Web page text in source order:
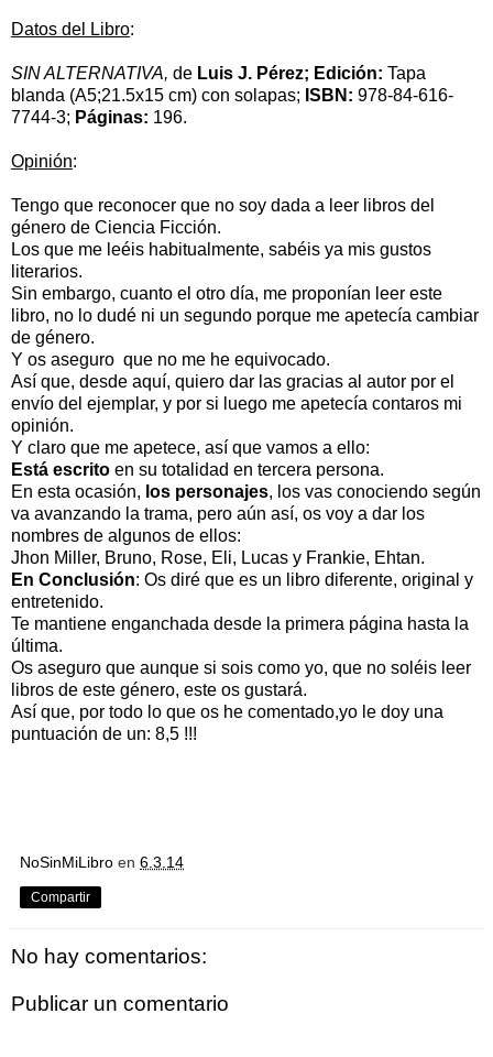
Datos del Libro:
SIN ALTERNATIVA, de Luis J. Pérez; Edición: Tapa
blanda (A5;21.5x15 cm) con solapas; ISBN: 978-84-616-
7744-3; Páginas: 196.
Opinión:
Tengo que reconocer que no soy dada a leer libros del
género de Ciencia Ficción.
Los que me leéis habitualmente, sabéis ya mis gustos
literarios.
Sin embargo, cuanto el otro día, me proponían leer este
libro, no lo dudé ni un segundo porque me apetecía cambiar
de género.
Y os aseguro que no me he equivocado.
Así que, desde aquí, quiero dar las gracias al autor por el
envío del ejemplar, y por si luego me apetecía contaros mi
opinión.
Y claro que me apetece, así que vamos a ello:
Está escrito en su totalidad en tercera persona.
En esta ocasión, los personajes, los vas conociendo según
va avanzando la trama, pero aún así, os voy a dar los
nombres de algunos de ellos:
Jhon Miller, Bruno, Rose, Eli, Lucas y Frankie, Ehtan.
En Conclusión: Os diré que es un libro diferente, original y
entretenido.
Te mantiene enganchada desde la primera página hasta la
última.
Os aseguro que aunque si sois como yo, que no soléis leer
libros de este género, este os gustará.
Así que, por todo lo que os he comentado,yo le doy una
puntuación de un: 8,5 !!!
NoSinMiLibro en 6.3.14
Compartir
No hay comentarios:
Publicar un comentario